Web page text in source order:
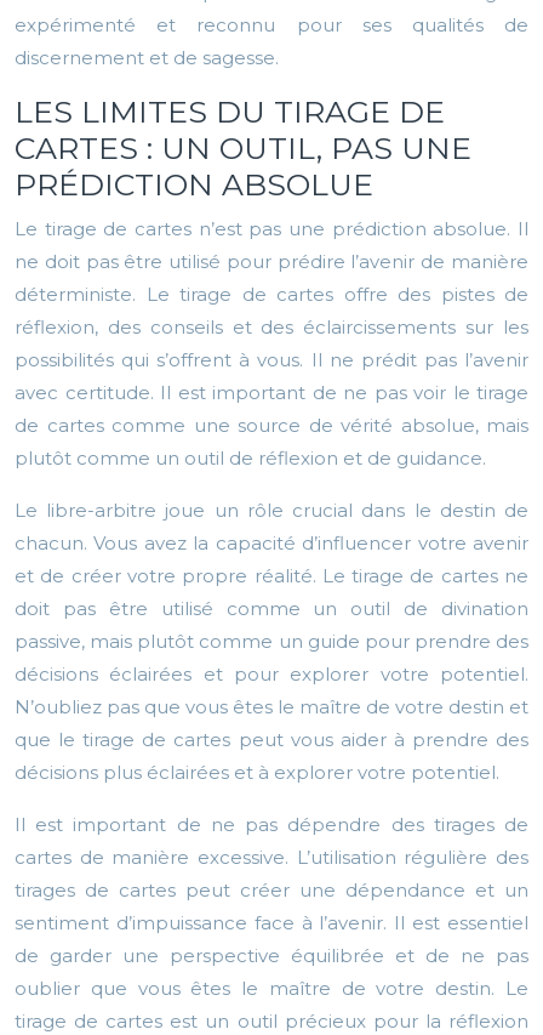
expérimenté et reconnu pour ses qualités de
discernement et de sagesse.
LES LIMITES DU TIRAGE DE
CARTES : UN OUTIL, PAS UNE
PRÉDICTION ABSOLUE
Le tirage de cartes n’est pas une prédiction absolue. Il
ne doit pas être utilisé pour prédire l’avenir de manière
déterministe. Le tirage de cartes offre des pistes de
réflexion, des conseils et des éclaircissements sur les
possibilités qui s’offrent à vous. Il ne prédit pas l’avenir
avec certitude. Il est important de ne pas voir le tirage
de cartes comme une source de vérité absolue, mais
plutôt comme un outil de réflexion et de guidance.
Le libre-arbitre joue un rôle crucial dans le destin de
chacun. Vous avez la capacité d’influencer votre avenir
et de créer votre propre réalité. Le tirage de cartes ne
doit pas être utilisé comme un outil de divination
passive, mais plutôt comme un guide pour prendre des
décisions éclairées et pour explorer votre potentiel.
N’oubliez pas que vous êtes le maître de votre destin et
que le tirage de cartes peut vous aider à prendre des
décisions plus éclairées et à explorer votre potentiel.
Il est important de ne pas dépendre des tirages de
cartes de manière excessive. L’utilisation régulière des
tirages de cartes peut créer une dépendance et un
sentiment d’impuissance face à l’avenir. Il est essentiel
de garder une perspective équilibrée et de ne pas
oublier que vous êtes le maître de votre destin. Le
tirage de cartes est un outil précieux pour la réflexion